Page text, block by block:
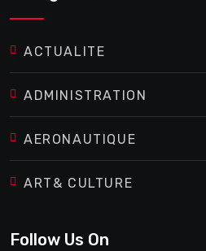
ACTUALITE
ADMINISTRATION
AERONAUTIQUE
ART& CULTURE
Follow Us On